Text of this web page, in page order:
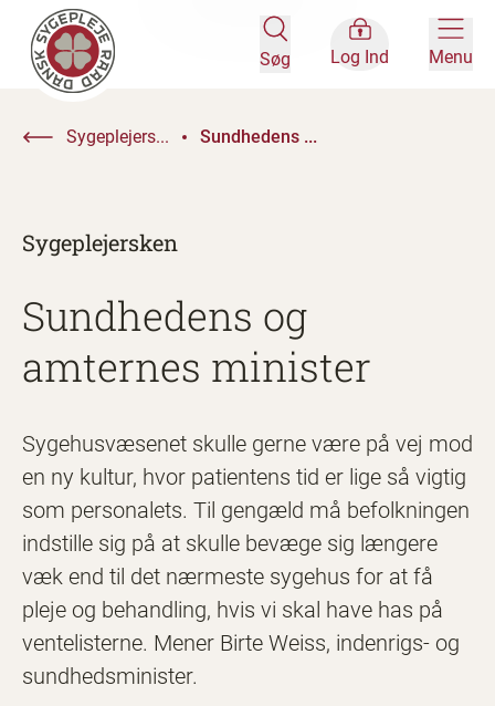
Søg Log Ind Menu
Sygeplejers... Sundhedens ...
Sygeplejersken
Sundhedens og
amternes minister
Sygehusvæsenet skulle gerne være på vej mod
en ny kultur, hvor patientens tid er lige så vigtig
som personalets. Til gengæld må befolkningen
indstille sig på at skulle bevæge sig længere
væk end til det nærmeste sygehus for at få
pleje og behandling, hvis vi skal have has på
ventelisterne. Mener Birte Weiss, indenrigs- og
sundhedsminister.